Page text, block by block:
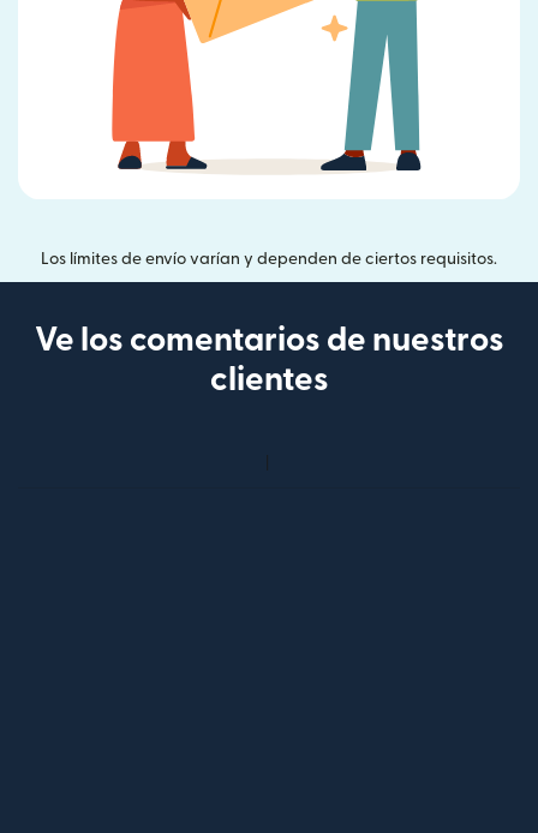
Los límites de envío varían y dependen de ciertos requisitos.
Ve los comentarios de nuestros
clientes